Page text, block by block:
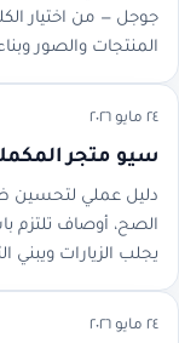
جوجل — من اختيار
المنتجات والصور
٢٤ مايو ٢٠٢٦
سيو متجر
دليل عملي لتحسين
الصح، أوصاف تلتزم
يجلب الزيارات ويبني
٢٤ مايو ٢٠٢٦